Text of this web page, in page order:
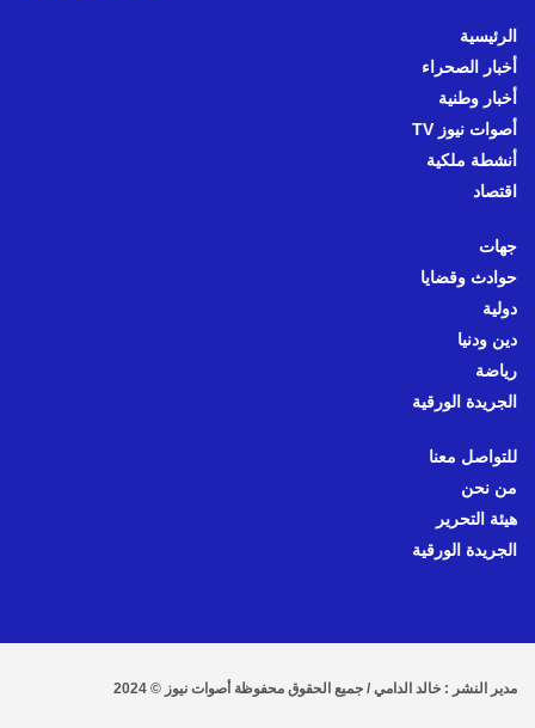
الرئيسية
أخبار الصحراء
أخبار وطنية
أصوات نيوز TV
أنشطة ملكية
اقتصاد
جهات
حوادث وقضايا
دولية
دين ودنيا
رياضة
الجريدة الورقية
للتواصل معنا
من نحن
هيئة التحرير
الجريدة الورقية
مدير النشر : خالد الدامي / جميع الحقوق محفوظة أصوات نيوز © 2024